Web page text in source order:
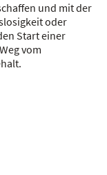
und mit der
oder
Start einer
vom